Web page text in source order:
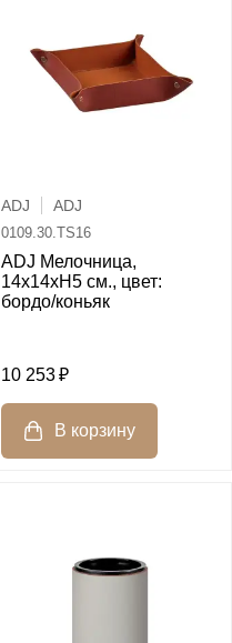
ADJ ADJ
0109.30.TS16
ADJ Мелочница,
14x14xH5 см., цвет:
бордо/коньяк
10 253